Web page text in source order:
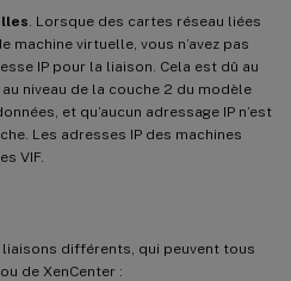
. Lorsque des cartes réseau liées
virtuelle, vous n’avez pas
IP pour la liaison. Cela est dû au
niveau de la couche 2 du modèle
et qu’aucun adressage IP n’est
Les adresses IP des machines
VIF.
différents, qui peuvent tous
de XenCenter :